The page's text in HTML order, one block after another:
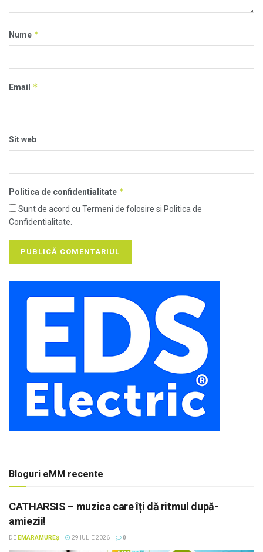
Nume *
Email *
Sit web
Politica de confidentialitate *
Sunt de acord cu Termeni de folosire si Politica de
Confidentialitate.
Bloguri eMM recente
CATHARSIS – muzica care îți dă ritmul după-
amiezii!
DE EMARAMUREȘ 29 IULIE 2026 0